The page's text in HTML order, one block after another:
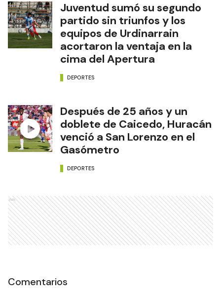
Juventud sumó su segundo
partido sin triunfos y los
equipos de Urdinarrain
acortaron la ventaja en la
cima del Apertura
DEPORTES
Después de 25 años y un
doblete de Caicedo, Huracán
venció a San Lorenzo en el
Gasómetro
DEPORTES
Ads
Comentarios